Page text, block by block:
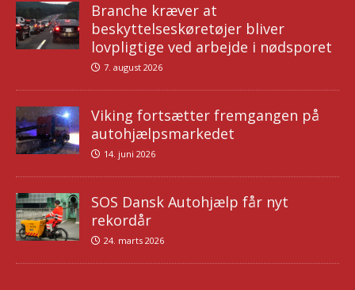
Branche kræver at
beskyttelseskøretøjer bliver
lovpligtige ved arbejde i nødsporet
7. august 2026
Viking fortsætter fremgangen på
autohjælpsmarkedet
14. juni 2026
SOS Dansk Autohjælp får nyt
rekordår
24. marts 2026